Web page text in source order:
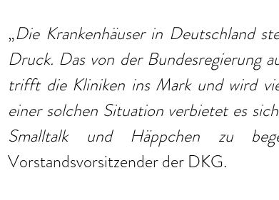
„Die Krankenhäuser in Deutschland
Druck. Das von der Bundesregierung
trifft die Kliniken ins Mark und wird
einer solchen Situation verbietet es
Smalltalk und Häppchen zu
Vorstandsvorsitzender der DKG.